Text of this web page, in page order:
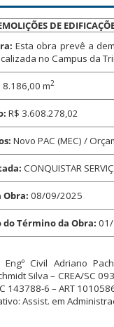
DE
Esta obra prevê a
no Campus da
8.186,00 m2
R$ 3.608.278,02
Novo PAC (MEC) /
CONQUISTAR
Obra:08/09/2025
do Término da Obra:
Engº Civil Adriano
Silva – CREA/SC
143788-6 – ART
Assist. em